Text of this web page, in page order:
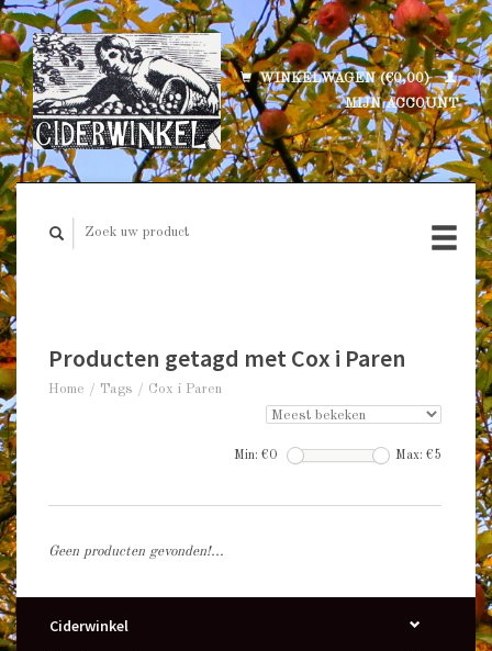
WINKELWAGEN (€0,00)
MIJN ACCOUNT
Producten getagd met Cox i Paren
Home / Tags / Cox i Paren
Min: €0 Max: €5
Geen producten gevonden!...
Ciderwinkel